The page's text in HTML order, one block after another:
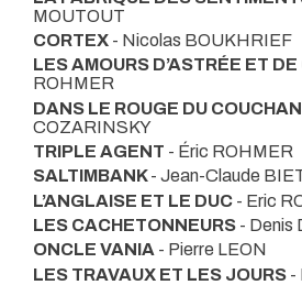
MOUTOUT
CORTEX - Nicolas BOUKHRIEF
LES AMOURS D’ASTRÉE ET
ROHMER
DANS LE ROUGE DU
COZARINSKY
TRIPLE AGENT - Éric ROHMER
SALTIMBANK- Jean-Claude
L’ANGLAISE ET LE DUC - Eric
LES CACHETONNEURS - Denis
ONCLE VANIA - Pierre LEON
LES TRAVAUX ET LES JOURS -